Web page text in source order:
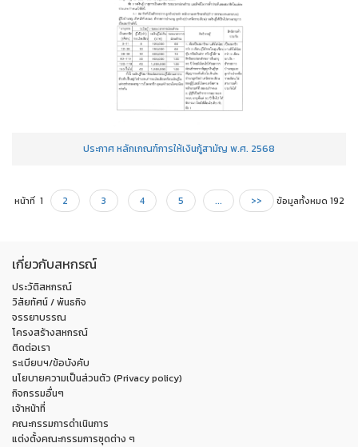
ประกาศ หลักเกณฑ์การให้เงินกู้สามัญ พ.ศ. 2568
หน้าที่ 1 2 3 4 5 ... >> ข้อมูลทั้งหมด 192
เกี่ยวกับสหกรณ์
ประวัติสหกรณ์
วิสัยทัศน์ / พันธกิจ
จรรยาบรรณ
โครงสร้างสหกรณ์
ติดต่อเรา
ระเบียบฯ/ข้อบังคับ
นโยบายความเป็นส่วนตัว (Privacy policy)
กิจกรรมอื่นๆ
เจ้าหน้าที่
คณะกรรมการดำเนินการ
แต่งตั้งคณะกรรมการชุดต่าง ๆ